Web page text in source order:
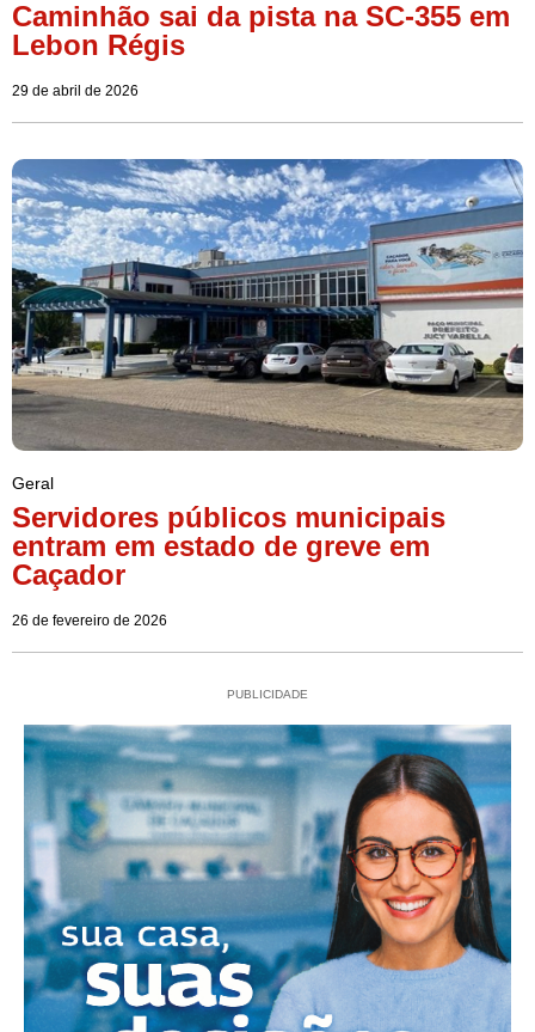
Caminhão sai da pista na SC-355 em
Lebon Régis
29 de abril de 2026
Geral
Servidores públicos municipais
entram em estado de greve em
Caçador
26 de fevereiro de 2026
PUBLICIDADE